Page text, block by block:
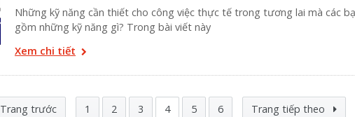
Những kỹ năng cần thiết cho công việc thực tế trong tương lai mà các
gồm những kỹ năng gì? Trong bài viết này
Xem chi tiết
Trang trước 1 2 3 4 5 6 Trang tiếp theo